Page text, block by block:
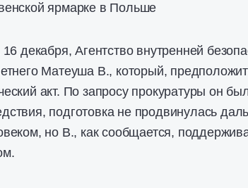
ярмарке в Польше
декабря, Агентство внутренней
Матеуша В., который,
акт. По запросу прокуратуры он
подготовка не продвинулась
но В., как сообщается,